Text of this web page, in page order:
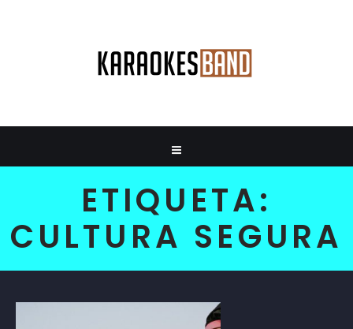
ETIQUETA:
CULTURA SEGURA